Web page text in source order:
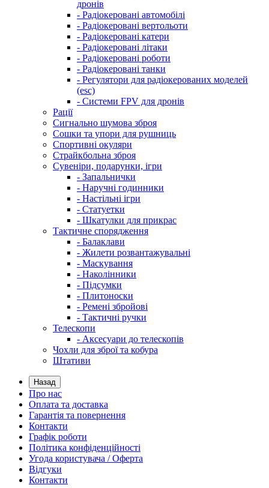
дронів
- Радіокеровані автомобілі
- Радіокеровані вертольоти
- Радіокеровані катери
- Радіокеровані літаки
- Радіокеровані роботи
- Радіокеровані танки
- Регулятори для радіокерованих моделей
(esc)
- Системи FPV для дронів
Рації
Сигнально шумова зброя
Сошки та упори для рушниць
Спортивні окуляри
Страйкбольна зброя
Сувеніри, подарунки, ігри
- Запальнички
- Наручні годинники
- Настільні ігри
- Статуетки
- Шкатулки для прикрас
Тактичне спорядження
- Балаклави
- Жилети розвантажувальні
- Маскування
- Наколінники
- Підсумки
- Плитоноски
- Ремені збройові
- Тактичні ручки
Телескопи
- Аксесуари до телескопів
Чохли для зброї та кобура
Штативи
Назад
Про нас
Оплата та доставка
Гарантія та повернення
Контакти
Графік роботи
Політика конфіденційності
Угода користувача / Оферта
Відгуки
Контакти